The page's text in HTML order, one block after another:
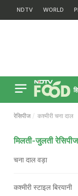
NDTV WORLD
रेसिपीज कश्मीरी चना दाल
मिलती-जुलती रेसिपीज
चना दाल वड़ा
कश्मीरी स्टाइल बिरयानी